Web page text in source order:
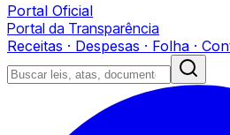
Portal Oficial
Portal da Transparência
Receitas · Despesas · Folha ·